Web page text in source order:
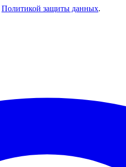
Политикой защиты данных.